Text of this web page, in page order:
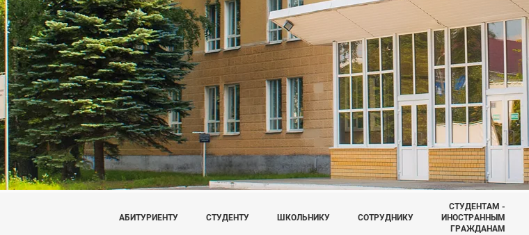
АБИТУРИЕНТУ СТУДЕНТУ ШКОЛЬНИКУ СОТРУДНИКУ
СТУДЕНТАМ -
ИНОСТРАННЫМ
ГРАЖДАНАМ